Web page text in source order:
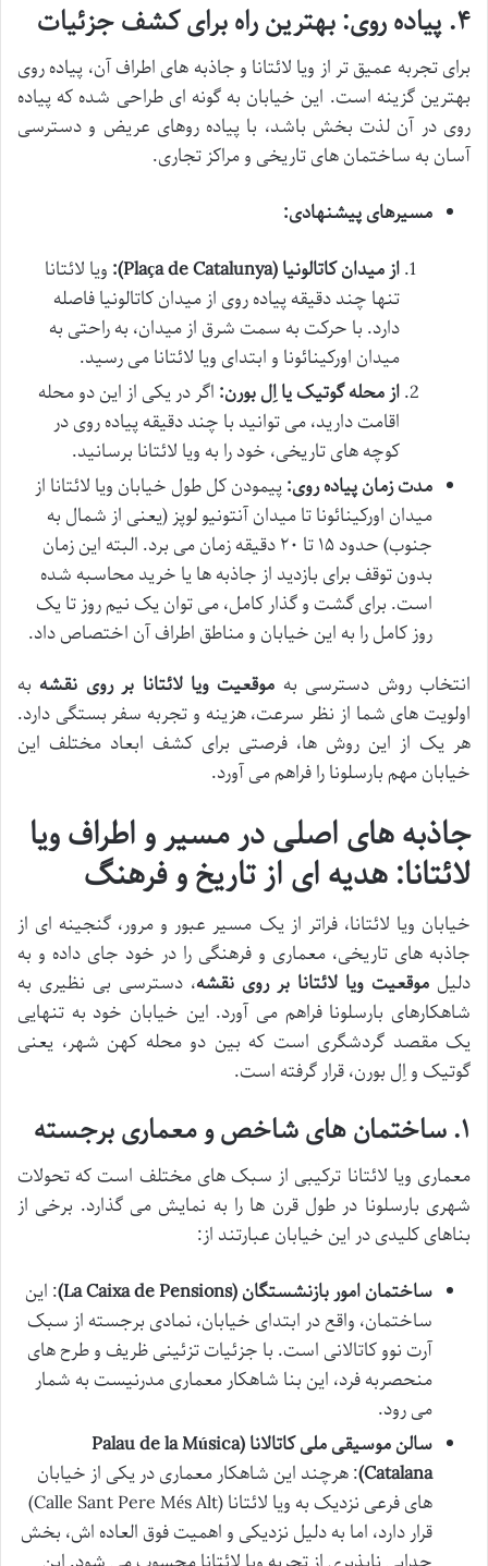
۴. پیاده روی: بهترین راه برای کشف جزئیات
برای تجربه عمیق تر از ویا لائتانا و جاذبه های اطراف آن، پیاده روی
بهترین گزینه است. این خیابان به گونه ای طراحی شده که پیاده
روی در آن لذت بخش باشد، با پیاده روهای عریض و دسترسی
آسان به ساختمان های تاریخی و مراکز تجاری.
مسیرهای پیشنهادی:
از میدان کاتالونیا (Plaça de Catalunya):
ویا لائتانا
تنها چند دقیقه پیاده روی از میدان کاتالونیا فاصله
دارد. با حرکت به سمت شرق از میدان، به راحتی به
میدان اورکینائونا و ابتدای ویا لائتانا می رسید.
از محله گوتیک یا اِل بورن: اگر در یکی از این دو محله
اقامت دارید، می توانید با چند دقیقه پیاده روی در
کوچه های تاریخی، خود را به ویا لائتانا برسانید.
مدت زمان پیاده روی:پیمودن کل طول خیابان ویا لائتانا از
میدان اورکینائونا تا میدان آنتونیو لوپز (یعنی از شمال به
جنوب) حدود ۱۵ تا ۲۰ دقیقه زمان می برد. البته این زمان
بدون توقف برای بازدید از جاذبه ها یا خرید محاسبه شده
است. برای گشت و گذار کامل، می توان یک نیم روز تا یک
روز کامل را به این خیابان و مناطق اطراف آن اختصاص داد.
انتخاب روش دسترسی به موقعیت ویا لائتانا بر روی نقشه به
اولویت های شما از نظر سرعت، هزینه و تجربه سفر بستگی دارد.
هر یک از این روش ها، فرصتی برای کشف ابعاد مختلف این
خیابان مهم بارسلونا را فراهم می آورد.
جاذبه های اصلی در مسیر و اطراف ویا
لائتانا: هدیه ای از تاریخ و فرهنگ
خیابان ویا لائتانا، فراتر از یک مسیر عبور و مرور، گنجینه ای از
جاذبه های تاریخی، معماری و فرهنگی را در خود جای داده و به
دلیل موقعیت ویا لائتانا بر روی نقشه، دسترسی بی نظیری به
شاهکارهای بارسلونا فراهم می آورد. این خیابان خود به تنهایی
یک مقصد گردشگری است که بین دو محله کهن شهر، یعنی
گوتیک و اِل بورن، قرار گرفته است.
۱. ساختمان های شاخص و معماری برجسته
معماری ویا لائتانا ترکیبی از سبک های مختلف است که تحولات
شهری بارسلونا در طول قرن ها را به نمایش می گذارد. برخی از
بناهای کلیدی در این خیابان عبارتند از:
ساختمان امور بازنشستگان (La Caixa de Pensions)
: این
ساختمان، واقع در ابتدای خیابان، نمادی برجسته از سبک
آرت نوو کاتالانی است. با جزئیات تزئینی ظریف و طرح های
منحصربه فرد، این بنا شاهکار معماری مدرنیست به شمار
می رود.
سالن موسیقی ملی کاتالانا (Palau de la Música
Catalana) : هرچند این شاهکار معماری در یکی از خیابان
های فرعی نزدیک به ویا لائتانا (Calle Sant Pere Més Alt)
قرار دارد، اما به دلیل نزدیکی و اهمیت فوق العاده اش، بخش